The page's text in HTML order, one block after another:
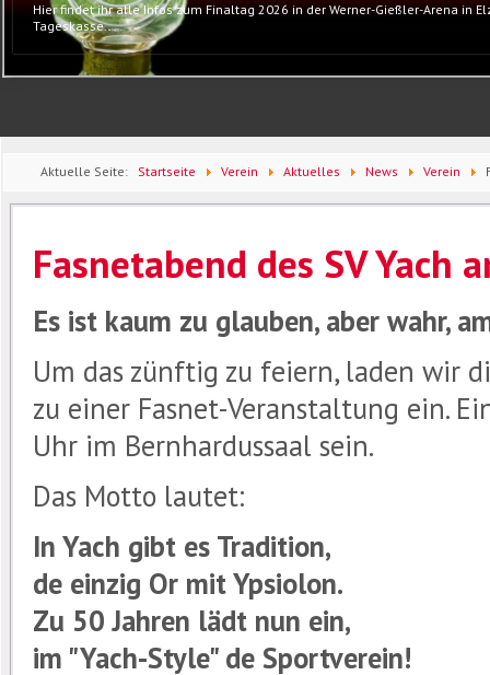
Hier findet ihr alle Infos zum Finaltag 2026 in der Werner-Gießler-Arena in
Tageskasse...
Aktuelle Seite: Startseite Verein Aktuelles News Verein
Fasnetabend des SV Yach
Es ist kaum zu glauben, aber wahr,
Um das zünftig zu feiern, laden wir
zu einer Fasnet-Veranstaltung ein.
Uhr im Bernhardussaal sein.
Das Motto lautet:
In Yach gibt es Tradition,
de einzig Or mit Ypsiolon.
Zu 50 Jahren lädt nun ein,
im "Yach-Style" de Sportverein!